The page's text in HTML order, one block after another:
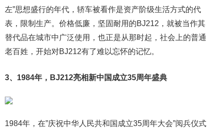
左”思想盛行的年代，轿车被看作是资产阶级生活方式的代
表，限制生产。价格低廉，坚固耐用的BJ212，就被当作其
替代品在城市中广泛使用，也正是从那时起，社会上的普通
老百姓，开始对BJ212有了难以忘怀的记忆。
3、1984年，BJ212亮相新中国成立35周年盛典
1984年，在”庆祝中华人民共和国成立35周年大会”阅兵仪式